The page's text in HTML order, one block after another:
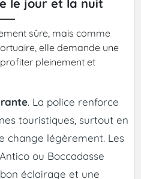
le jour et la nuit
sûre, mais comme
elle demande une
pleinement et
. La police renforce
touristiques, surtout en
change légèrement. Les
ou Boccadasse
éclairage et une